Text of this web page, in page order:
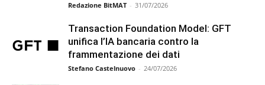
Redazione BitMAT - 31/07/2026
Transaction Foundation Model: GFT
unifica l’IA bancaria contro la
frammentazione dei dati
Stefano Castelnuovo - 24/07/2026